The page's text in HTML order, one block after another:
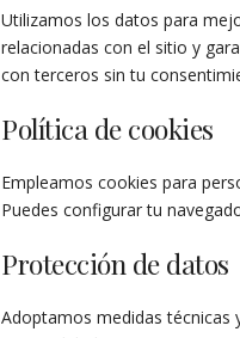
Utilizamos los datos para
relacionadas con el sitio y
con terceros sin tu
Política de cookies
Empleamos cookies para
Puedes configurar tu
Protección de datos
Adoptamos medidas